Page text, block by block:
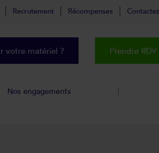
Recrutement Récompenses
votre matériel ? Prendre RDV
Nos engagements